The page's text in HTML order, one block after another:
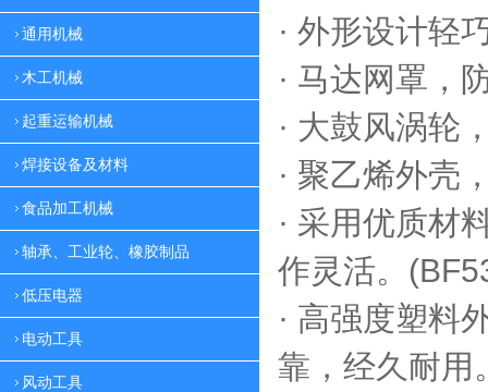
通用机械
木工机械
起重运输机械
焊接设备及材料
食品加工机械
轴承、工业轮、橡胶制品
低压电器
电动工具
风动工具
· 外形设计轻
· 马达网罩，
· 大鼓风涡轮
· 聚乙烯外壳
· 采用优质材
作灵活。
· 高强度塑料
靠， 经久耐用